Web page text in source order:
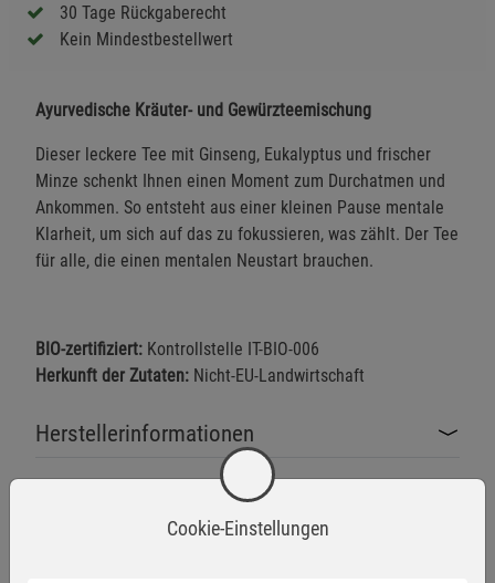
30 Tage Rückgaberecht
Kein Mindestbestellwert
Ayurvedische Kräuter- und Gewürzteemischung
Dieser leckere Tee mit Ginseng, Eukalyptus und frischer
Minze schenkt Ihnen einen Moment zum Durchatmen und
Ankommen. So entsteht aus einer kleinen Pause mentale
Klarheit, um sich auf das zu fokussieren, was zählt. Der Tee
für alle, die einen mentalen Neustart brauchen.
BIO-zertifiziert: Kontrollstelle IT-BIO-006
Herkunft der Zutaten: Nicht-EU-Landwirtschaft
Herstellerinformationen
Cookie-Einstellungen